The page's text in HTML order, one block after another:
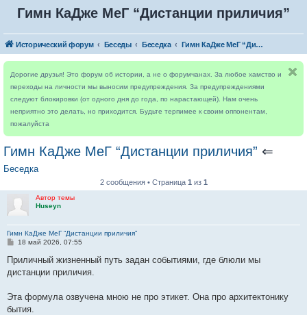
Гимн КаДже МеГ “Дистанции приличия”
Исторический форум Беседы Беседка Гимн КаДже МеГ “Дистанции приличия”
Дорогие друзья! Это форум об истории, а не о форумчанах. За любое хамство и
переходы на личности мы выносим предупреждения. За предупреждениями
следуют блокировки (от одного дня до года, по нарастающей). Нам очень
неприятно это делать, но приходится. Будьте терпимее к своим оппонентам,
пожалуйста
Гимн КаДже МеГ “Дистанции приличия” ⇐
Беседка
2 сообщения • Страница 1 из 1
Автор темы
Huseyn
Гимн КаДже МеГ “Дистанции приличия”
С
о
щ
и
е
18 май 2026, 07:55
Приличный жизненный путь задан событиями, где блюли мы
дистанции приличия.
Эта формула озвучена мною не про этикет. Она про архитектонику
бытия.